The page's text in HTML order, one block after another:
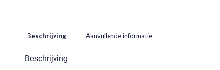
Beschrijving Aanvullende informatie
Beschrijving